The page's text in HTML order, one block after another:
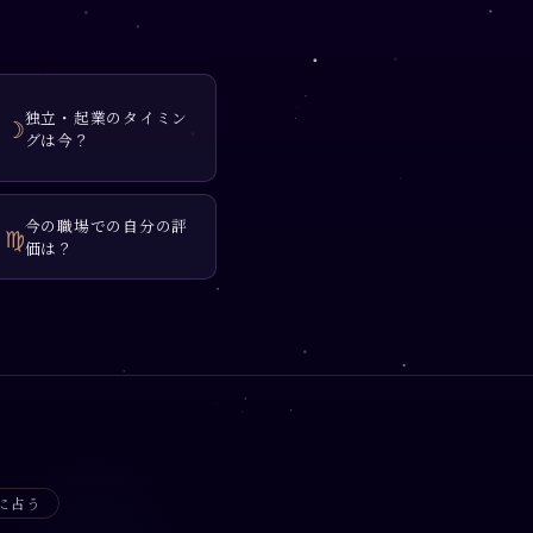
☽独立・起業のタイミン
グは今？
♍今の職場での自分の評
価は？
占う